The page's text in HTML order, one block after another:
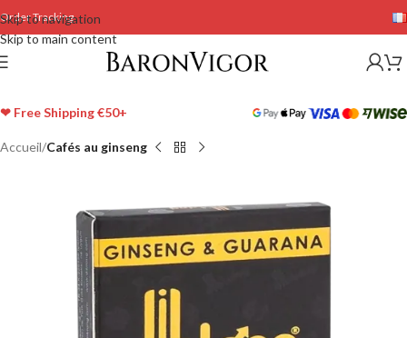
Skip to navigation
Skip to main content
Order Tracking
❤ Free Shipping €50+
Accueil Cafés au ginseng